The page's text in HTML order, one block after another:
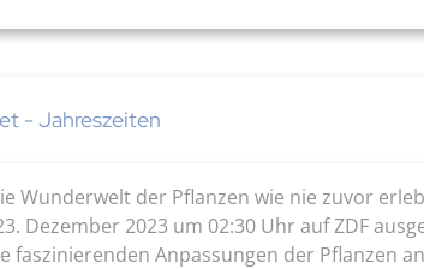
- Jahreszeiten
Wunderwelt der Pflanzen wie nie zuvor
Dezember 2023 um 02:30 Uhr auf ZDF
faszinierenden Anpassungen der Pflanzen